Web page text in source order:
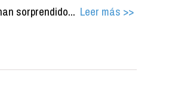
sorprendido... Leer más >>